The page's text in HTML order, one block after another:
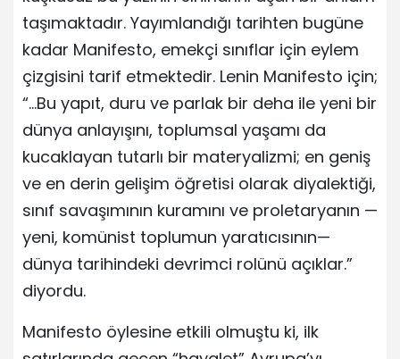
taşımaktadır. Yayımlandığı tarihten bugüne
kadar Manifesto, emekçi sınıflar için eylem
çizgisini tarif etmektedir. Lenin Manifesto için;
“…Bu yapıt, duru ve parlak bir deha ile yeni bir
dünya anlayışını, toplumsal yaşamı da
kucaklayan tutarlı bir materyalizmi; en geniş
ve en derin gelişim öğretisi olarak diyalektiği,
sınıf savaşımının kuramını ve proletaryanın —
yeni, komünist toplumun yaratıcısının—
dünya tarihindeki devrimci rolünü açıklar.”
diyordu.
Manifesto öylesine etkili olmuştu ki, ilk